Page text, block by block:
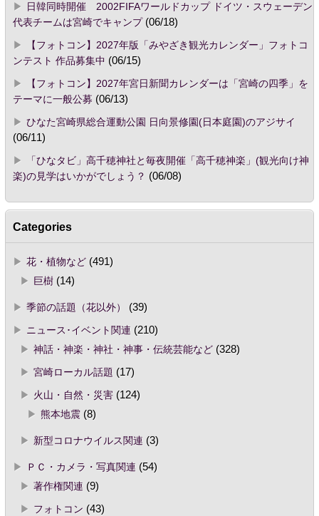
日韓同時開催 2002FIFAワールドカップ ドイツ・スウェーデン
代表チームは宮崎でキャンプ(06/18)
【フォトコン】2027年版「みやざき観光カレンダー」フォトコ
ンテスト 作品募集中 (06/15)
【フォトコン】2027年宮日新聞カレンダーは「宮崎の四季」を
テーマに一般公募 (06/13)
ひなた宮崎県総合運動公園 日向景修園(日本庭園)のアジサイ
(06/11)
「ひなタビ」高千穂神社と毎夜開催「高千穂神楽」(観光向け神
楽)の見学はいかがでしょう？ (06/08)
Categories
花・植物など(491)
巨樹(14)
季節の話題（花以外）
(39)
ニュース･イベント関連 (210)
神話・神楽・神社・神事・伝統芸能など(328)
宮崎ローカル話題 (17)
火山・自然・災害(124)
熊本地震(8)
新型コロナウイルス関連 (3)
ＰＣ・カメラ・写真関連 (54)
著作権関連 (9)
フォトコン (43)